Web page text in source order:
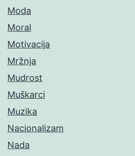
Moda
Moral
Motivacija
Mržnja
Mudrost
Muškarci
Muzika
Nacionalizam
Nada